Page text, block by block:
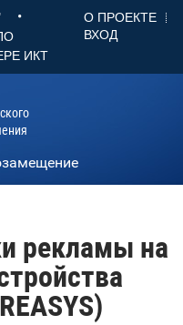
•
ИКТ
О ПРОЕКТЕ
ВХОД
рекламы на